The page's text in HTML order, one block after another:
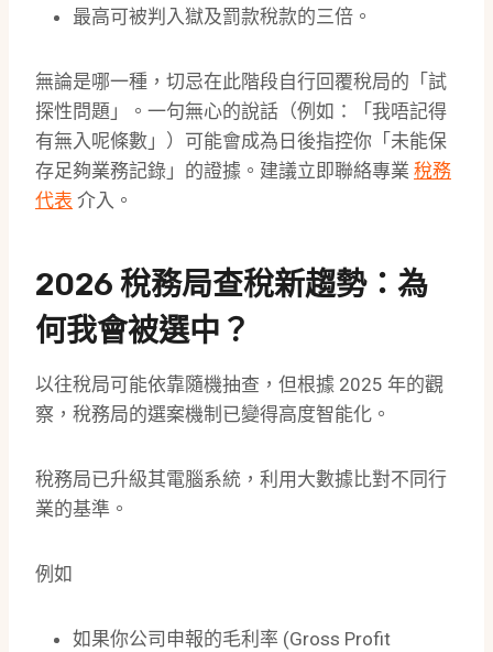
最高可被判入獄及罰款稅款的三倍。
無論是哪一種，切忌在此階段自行回覆稅局的「試
探性問題」。一句無心的說話（例如：「我唔記得
有無入呢條數」）可能會成為日後指控你「未能保
存足夠業務記錄」的證據。建議立即聯絡專業 稅務
代表 介入。
2026 稅務局查稅新趨勢：為
何我會被選中？
以往稅局可能依靠隨機抽查，但根據 2025 年的觀
察，稅務局的選案機制已變得高度智能化。
稅務局已升級其電腦系統，利用大數據比對不同行
業的基準。
例如
如果你公司申報的毛利率 (Gross Profit